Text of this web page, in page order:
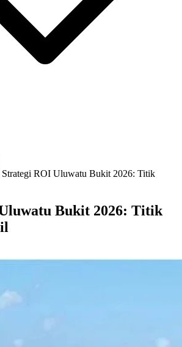
Strategi ROI Uluwatu Bukit 2026: Titik
Bukit 2026: Titik